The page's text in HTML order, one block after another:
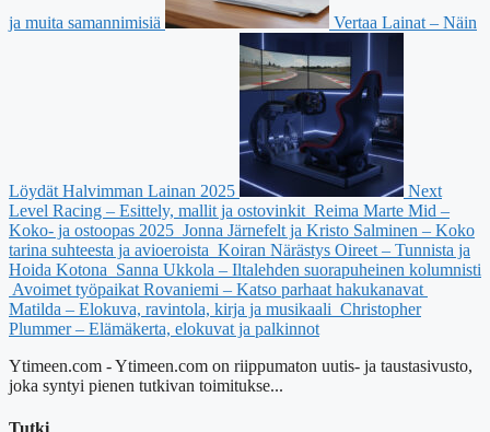
ja muita samannimisiä Vertaa Lainat – Näin
Löydät Halvimman Lainan 2025
Next
Level Racing – Esittely, mallit ja ostovinkit Reima Marte Mid –
Koko- ja ostoopas 2025 Jonna Järnefelt ja Kristo Salminen – Koko
tarina suhteesta ja avioeroista Koiran Närästys Oireet – Tunnista ja
Hoida Kotona Sanna Ukkola – Iltalehden suorapuheinen kolumnisti
Avoimet työpaikat Rovaniemi – Katso parhaat hakukanavat
Matilda – Elokuva, ravintola, kirja ja musikaali Christopher
Plummer – Elämäkerta, elokuvat ja palkinnot
Ytimeen.com - Ytimeen.com on riippumaton uutis- ja taustasivusto,
joka syntyi pienen tutkivan toimitukse...